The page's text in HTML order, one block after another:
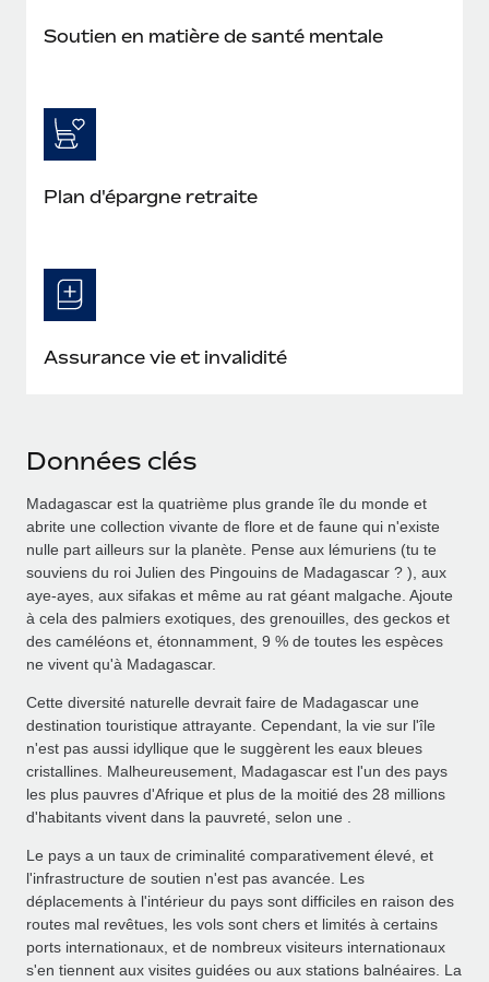
Soutien en matière de santé mentale
Plan d'épargne retraite
Assurance vie et invalidité
Données clés
Madagascar est la quatrième plus grande île du monde et
abrite une collection vivante de flore et de faune qui n'existe
nulle part ailleurs sur la planète. Pense aux lémuriens (tu te
souviens du roi Julien des Pingouins de Madagascar ? ), aux
aye-ayes, aux sifakas et même au rat géant malgache. Ajoute
à cela des palmiers exotiques, des grenouilles, des geckos et
des caméléons et, étonnamment, 9 % de toutes les espèces
ne vivent qu'à Madagascar.
Cette diversité naturelle devrait faire de Madagascar une
destination touristique attrayante. Cependant, la vie sur l'île
n'est pas aussi idyllique que le suggèrent les eaux bleues
cristallines. Malheureusement, Madagascar est l'un des pays
les plus pauvres d'Afrique et plus de la moitié des 28 millions
d'habitants vivent dans la pauvreté, selon une .
Le pays a un taux de criminalité comparativement élevé, et
l'infrastructure de soutien n'est pas avancée. Les
déplacements à l'intérieur du pays sont difficiles en raison des
routes mal revêtues, les vols sont chers et limités à certains
ports internationaux, et de nombreux visiteurs internationaux
s'en tiennent aux visites guidées ou aux stations balnéaires. La